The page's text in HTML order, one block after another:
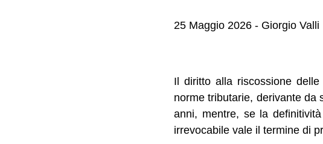
25 Maggio 2026 - Giorgio Valli
Il diritto alla riscossione
norme tributarie, derivante da
anni, mentre, se la
irrevocabile vale il termine di